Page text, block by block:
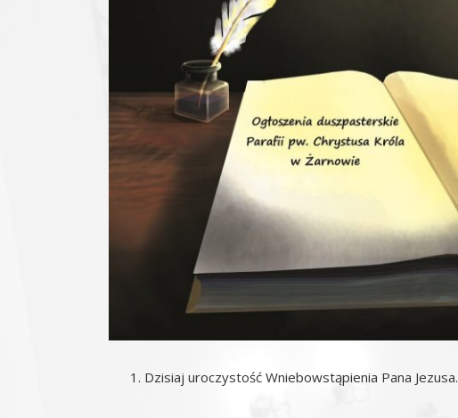
Dzisiaj uroczystość Wniebowstąpienia Pana Jezusa.